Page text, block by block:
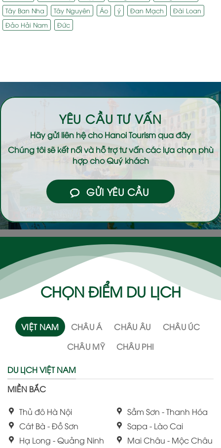
Tây Ban Nha
Tây Nguyên Áo ý Đan Mạch
Đài Loan
Đảo Hải Nam
Đức
YÊU CẦU TƯ VẤN
Hãy gửi liên hệ choHanoi Tourismqua đây
Chúng tôi sẽ kết nối và hỗ trợ tư vấn các lựa chọn phù
hợp cho Quý khách
GỬI YÊU CẦU
CHỌN ĐIỂM DU LỊCH
VIỆT NAM CHÂU Á CHÂU ÂU
CHÂU ÚC
CHÂU MỸ
CHÂU PHI
DU LỊCH VIỆT NAM
MIỀN BẮC
Thủ đô Hà Nội
Cát Bà - Đồ Sơn
Hạ Long - Quảng Ninh
Sầm Sơn - Thanh Hóa
Sapa - Lào Cai
Mai Châu - Mộc Châu